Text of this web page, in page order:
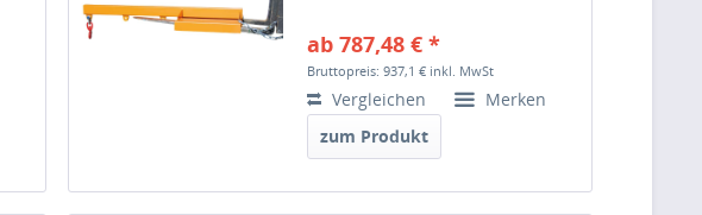
ab 787,48 € *
Bruttopreis: 937,1 € inkl. MwSt
Vergleichen
Merken
zum Produkt